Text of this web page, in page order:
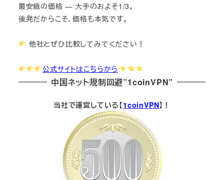
最安級の価格 — 大手のおよそ1/3。
後発だからこそ、価格も本気です。
他社とぜひ比較してみてください！
公式サイトはこちらから
中国ネット規制回避”1coinVPN”
当社で運営している【1coinVPN】！